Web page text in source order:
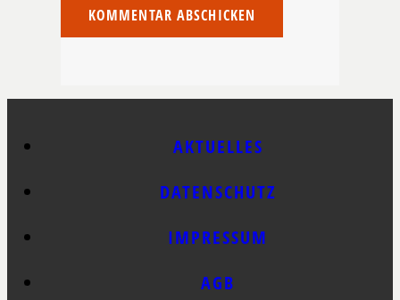
KOMMENTAR ABSCHICKEN
AKTUELLES
DATENSCHUTZ
IMPRESSUM
AGB